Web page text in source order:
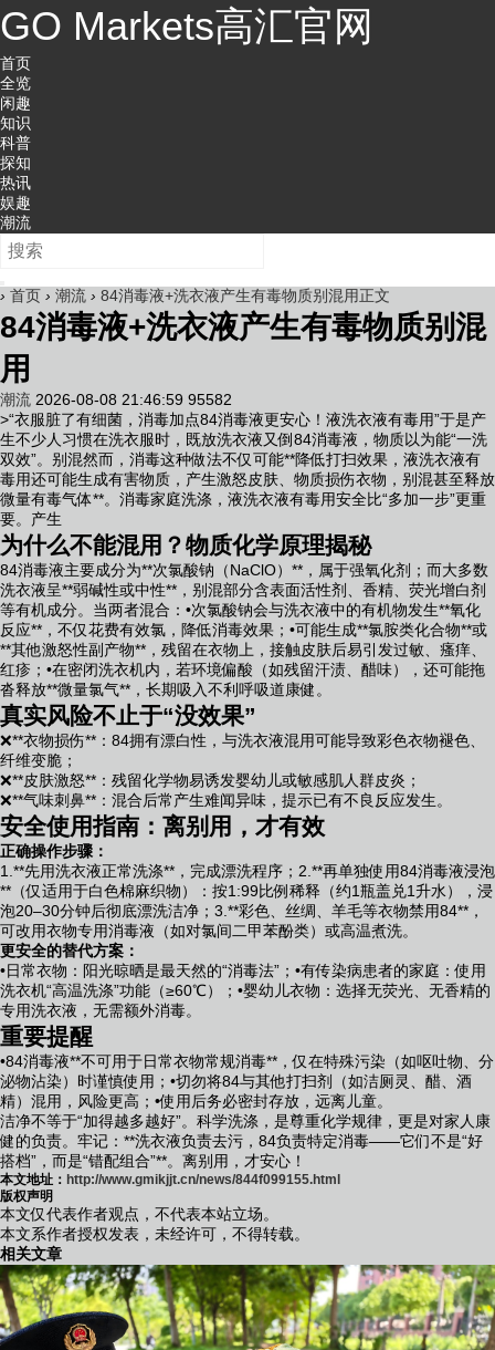
GO Markets高汇官网
首页
全览
闲趣
知识
科普
探知
热讯
娱趣
潮流
› 首页 › 潮流 › 84消毒液+洗衣液产生有毒物质别混用正文
84消毒液+洗衣液产生有毒物质别混
用
潮流 2026-08-08 21:46:59 95582
>“衣服脏了有细菌，消毒加点84消毒液更安心！液洗衣液有毒用”于是产
生不少人习惯在洗衣服时，既放洗衣液又倒84消毒液，物质以为能“一洗
双效”。别混然而，消毒这种做法不仅可能**降低打扫效果，液洗衣液有
毒用还可能生成有害物质，产生激怒皮肤、物质损伤衣物，别混甚至释放
微量有毒气体**。消毒家庭洗涤，液洗衣液有毒用安全比“多加一步”更重
要。产生
为什么不能混用？物质化学原理揭秘
84消毒液主要成分为**次氯酸钠（NaClO）**，属于强氧化剂；而大多数
洗衣液呈**弱碱性或中性**，别混部分含表面活性剂、香精、荧光增白剂
等有机成分。当两者混合：•次氯酸钠会与洗衣液中的有机物发生**氧化
反应**，不仅花费有效氯，降低消毒效果；•可能生成**氯胺类化合物**或
**其他激怒性副产物**，残留在衣物上，接触皮肤后易引发过敏、瘙痒、
红疹；•在密闭洗衣机内，若环境偏酸（如残留汗渍、醋味），还可能拖
沓释放**微量氯气**，长期吸入不利呼吸道康健。
真实风险不止于“没效果”
❌**衣物损伤**：84拥有漂白性，与洗衣液混用可能导致彩色衣物褪色、
纤维变脆；
❌**皮肤激怒**：残留化学物易诱发婴幼儿或敏感肌人群皮炎；
❌**气味刺鼻**：混合后常产生难闻异味，提示已有不良反应发生。
安全使用指南：离别用，才有效
正确操作步骤：
1.**先用洗衣液正常洗涤**，完成漂洗程序；2.**再单独使用84消毒液浸泡
**（仅适用于白色棉麻织物）：按1:99比例稀释（约1瓶盖兑1升水），浸
泡20–30分钟后彻底漂洗洁净；3.**彩色、丝绸、羊毛等衣物禁用84**，
可改用衣物专用消毒液（如对氯间二甲苯酚类）或高温煮洗。
更安全的替代方案：
•日常衣物：阳光晾晒是最天然的“消毒法”；•有传染病患者的家庭：使用
洗衣机“高温洗涤”功能（≥60℃）；•婴幼儿衣物：选择无荧光、无香精的
专用洗衣液，无需额外消毒。
重要提醒
•84消毒液**不可用于日常衣物常规消毒**，仅在特殊污染（如呕吐物、分
泌物沾染）时谨慎使用；•切勿将84与其他打扫剂（如洁厕灵、醋、酒
精）混用，风险更高；•使用后务必密封存放，远离儿童。
洁净不等于“加得越多越好”。科学洗涤，是尊重化学规律，更是对家人康
健的负责。牢记：**洗衣液负责去污，84负责特定消毒——它们不是“好
搭档”，而是“错配组合”**。离别用，才安心！
本文地址： http://www.gmikjjt.cn/news/844f099155.html
版权声明
本文仅代表作者观点，不代表本站立场。
本文系作者授权发表，未经许可，不得转载。
相关文章